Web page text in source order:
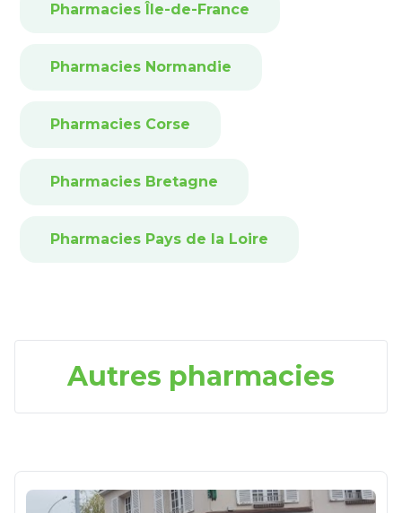
Pharmacies Île-de-France
Pharmacies Normandie
Pharmacies Corse
Pharmacies Bretagne
Pharmacies Pays de la Loire
Autres pharmacies